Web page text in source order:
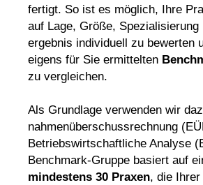
fertigt. So ist es mög lich, Ihre
auf Lage, Größe, Spezialisierung
ergebnis individuell zu bewerten
eigens für Sie ermittelten Bench
zu vergleichen.
Als Grundlage verwenden wir
nahmenüberschussrechnung
Betriebswirtschaft liche Analyse
Benchmark-Gruppe basiert auf
mindestens 30 Praxen, die